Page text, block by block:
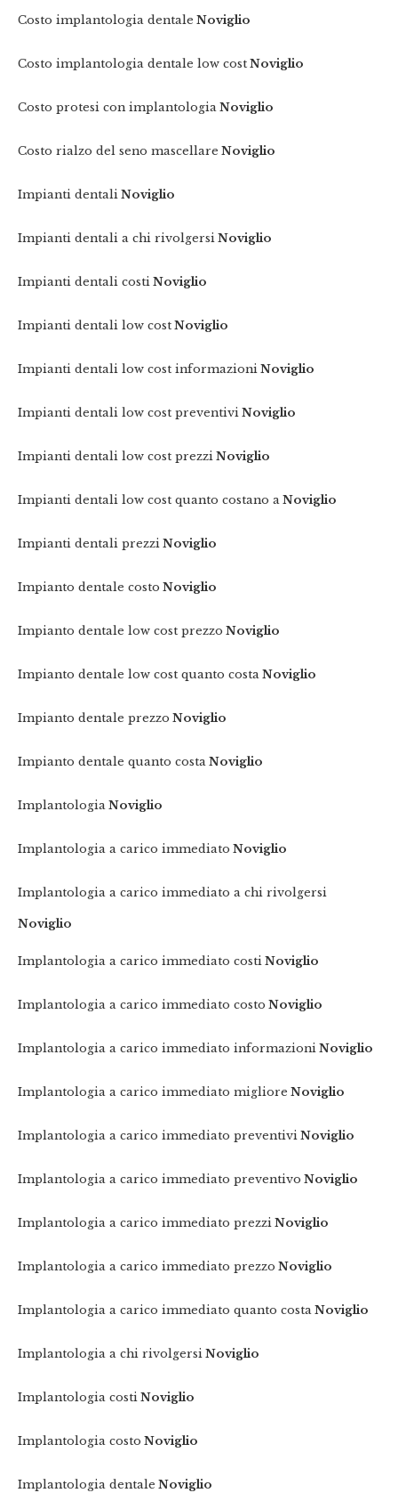
Costo implantologia dentale Noviglio
Costo implantologia dentale low cost Noviglio
Costo protesi con implantologia Noviglio
Costo rialzo del seno mascellare Noviglio
Impianti dentali Noviglio
Impianti dentali a chi rivolgersi Noviglio
Impianti dentali costi Noviglio
Impianti dentali low cost Noviglio
Impianti dentali low cost informazioni Noviglio
Impianti dentali low cost preventivi Noviglio
Impianti dentali low cost prezzi Noviglio
Impianti dentali low cost quanto costano a Noviglio
Impianti dentali prezzi Noviglio
Impianto dentale costo Noviglio
Impianto dentale low cost prezzo Noviglio
Impianto dentale low cost quanto costa Noviglio
Impianto dentale prezzo Noviglio
Impianto dentale quanto costa Noviglio
Implantologia Noviglio
Implantologia a carico immediato Noviglio
Implantologia a carico immediato a chi rivolgersi
Noviglio
Implantologia a carico immediato costi Noviglio
Implantologia a carico immediato costo Noviglio
Implantologia a carico immediato informazioni Noviglio
Implantologia a carico immediato migliore Noviglio
Implantologia a carico immediato preventivi Noviglio
Implantologia a carico immediato preventivo Noviglio
Implantologia a carico immediato prezzi Noviglio
Implantologia a carico immediato prezzo Noviglio
Implantologia a carico immediato quanto costa Noviglio
Implantologia a chi rivolgersi Noviglio
Implantologia costi Noviglio
Implantologia costo Noviglio
Implantologia dentale Noviglio